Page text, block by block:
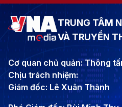
TRUNG TÂM
VÀ TRUYỀN
Cơ quan chủ quản: Thông
Chịu trách nhiệm:
Giám đốc: Lê Xuân Thành